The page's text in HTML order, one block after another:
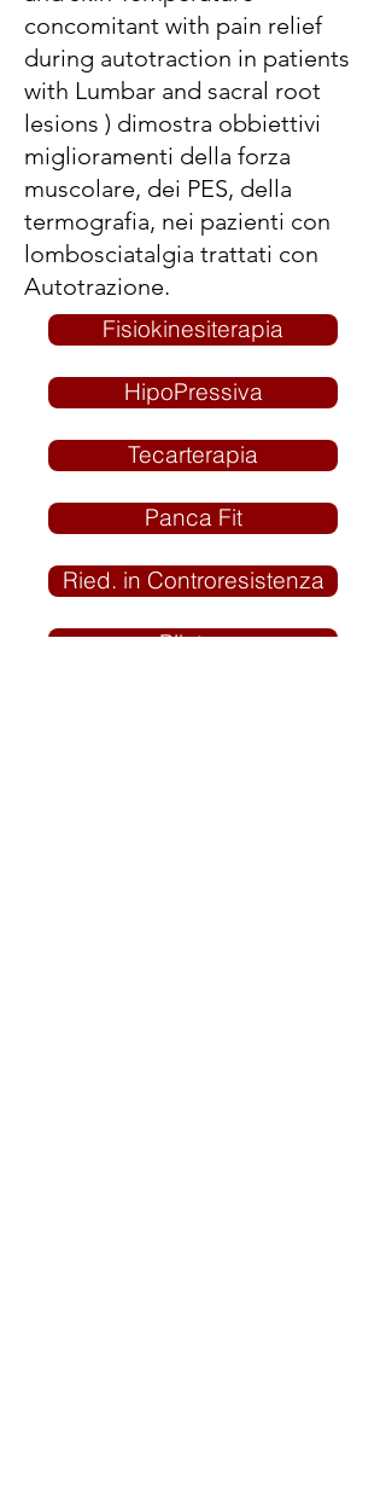
concomitant with pain relief
during autotraction in patients
with Lumbar and sacral root
lesions ) dimostra obbiettivi
miglioramenti della forza
muscolare, dei PES, della
termografia, nei pazienti con
lombosciatalgia trattati con
Autotrazione.
Fisiokinesiterapia
HipoPressiva
Tecarterapia
Panca Fit
Ried. in Controresistenza
Pilates